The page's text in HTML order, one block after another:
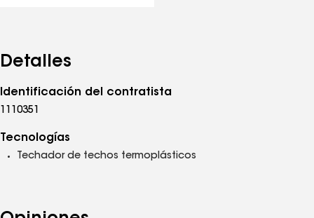
Detalles
Identificación del contratista
1110351
Tecnologías
Techador de techos termoplásticos